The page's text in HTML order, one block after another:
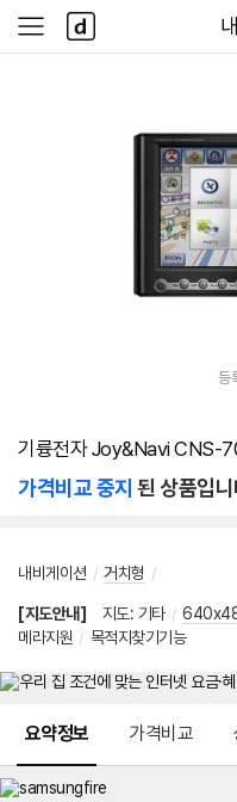
사
이
다
나
와
등
기륭전자 Joy&Navi CNS-
가격비교 중지 된 상품입
내비게이션 / 거치형 /
[지도안내] 지도: 기타 /
메라지원 / 목적지찾기기능
요약정보 가격비교